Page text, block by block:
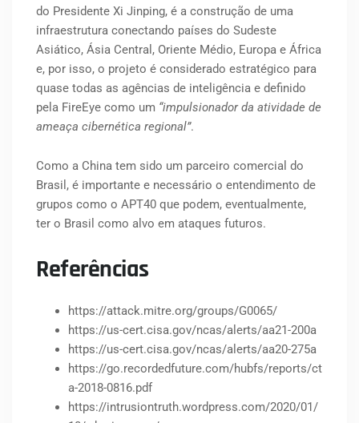
do Presidente Xi Jinping, é a construção de uma
infraestrutura conectando países do Sudeste
Asiático, Ásia Central, Oriente Médio, Europa e África
e, por isso, o projeto é considerado estratégico para
quase todas as agências de inteligência e definido
pela FireEye como um “impulsionador da atividade de
ameaça cibernética regional”.
Como a China tem sido um parceiro comercial do
Brasil, é importante e necessário o entendimento de
grupos como o APT40 que podem, eventualmente,
ter o Brasil como alvo em ataques futuros.
Referências
https://attack.mitre.org/groups/G0065/
https://us-cert.cisa.gov/ncas/alerts/aa21-200a
https://us-cert.cisa.gov/ncas/alerts/aa20-275a
https://go.recordedfuture.com/hubfs/reports/ct
a-2018-0816.pdf
https://intrusiontruth.wordpress.com/2020/01/